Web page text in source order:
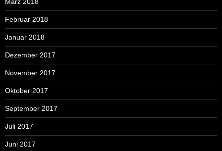
Februar 2018
Januar 2018
Dezember 2017
November 2017
Oktober 2017
September 2017
Juli 2017
Juni 2017